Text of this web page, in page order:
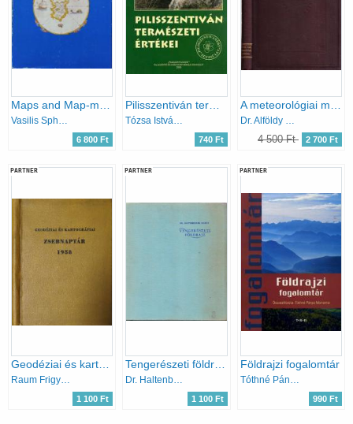
6 800 Ft 740 Ft 4 500 Ft 2 700 Ft
PARTNER
Geodéziai és kartográfiai zsebnaptár 1958
Raum Frigyes (szerk.)
1 100 Ft
PARTNER
Tengerészeti földrajz
Dr. Haltenberger Mihály
1 100 Ft
PARTNER
Földrajzi fogalomtár
Tóthné Pánya Marianna
990 Ft